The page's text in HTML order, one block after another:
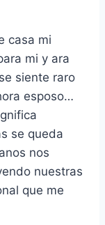
casa mi
mi y ara
siente raro
esposo…
se queda
nos
nuestras
que me